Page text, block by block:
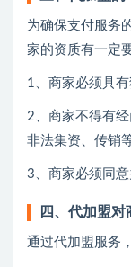
为确保支付服务
家的资质有一定
1、商家必须具有
2、商家不得有
非法集资、传销
3、商家必须同意
四、代加盟对
通过代加盟服务